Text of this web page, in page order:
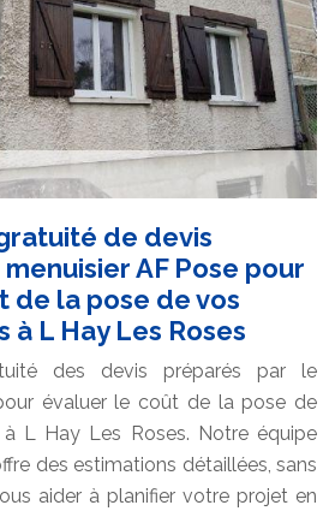
de devis
AF Pose pour
de la pose de vos
L Hay Les Roses
des devis préparés par le
évaluer le coût de la pose de
L Hay Les Roses. Notre équipe
des estimations détaillées, sans
aider à planifier votre projet en